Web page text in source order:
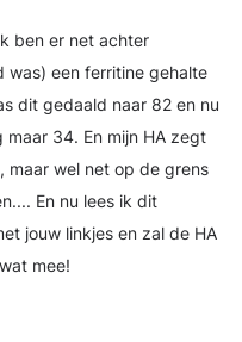
ben er net achter
was) een ferritine gehalte
dit gedaald naar 82 en nu
34. En mijn HA zegt
maar wel net op de grens
En nu lees ik dit
jouw linkjes en zal de HA
mee!